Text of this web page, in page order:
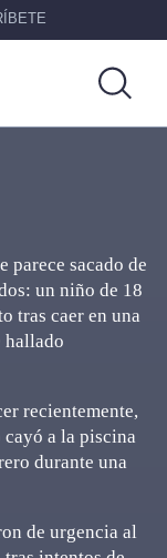
parece sacado de
un niño de 18
tras caer en una
hallado
recientemente,
cayó a la piscina
durante una
de urgencia al